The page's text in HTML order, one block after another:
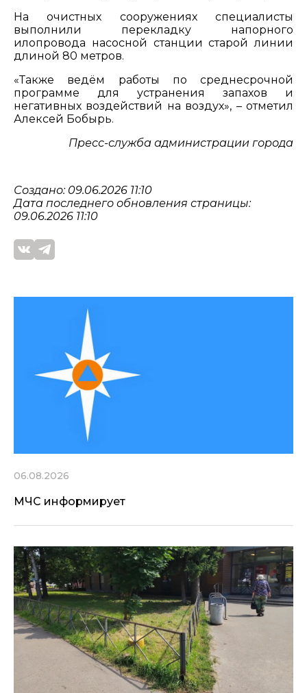
На очистных сооружениях специалисты
выполнили перекладку напорного
илопровода насосной станции старой линии
длиной 80 метров.
«Также ведём работы по среднесрочной
программе для устранения запахов и
негативных воздействий на воздух», – отметил
Алексей Бобырь.
Пресс-служба администрации города
Создано: 09.06.2026 11:10
Дата последнего обновления страницы:
09.06.2026 11:10
06.08.2026
МЧС информирует